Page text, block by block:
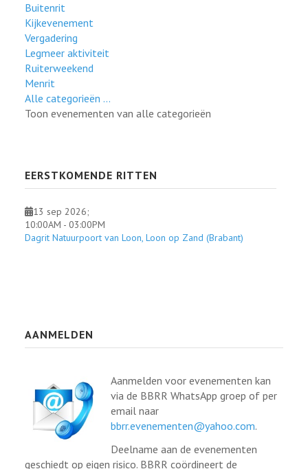
Buitenrit
Kijkevenement
Vergadering
Legmeer aktiviteit
Ruiterweekend
Menrit
Alle categorieën ...
Toon evenementen van alle categorieën
EERSTKOMENDE RITTEN
13 sep 2026;
10:00AM -03:00PM
Dagrit Natuurpoort van Loon, Loon op Zand (Brabant)
AANMELDEN
Aanmelden voor evenementen kan
via de BBRR WhatsApp groep of per
email naar
bbrr.evenementen@yahoo.com.
Deelname aan de evenementen
geschiedt op eigen risico. BBRR coördineert de